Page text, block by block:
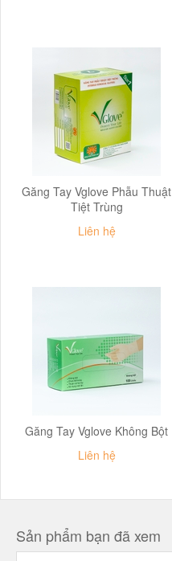
Găng Tay Vglove Phẫu Thuật
Tiệt Trùng
Liên hệ
Găng Tay Vglove Không Bột
Liên hệ
Sản phẩm bạn đã xem